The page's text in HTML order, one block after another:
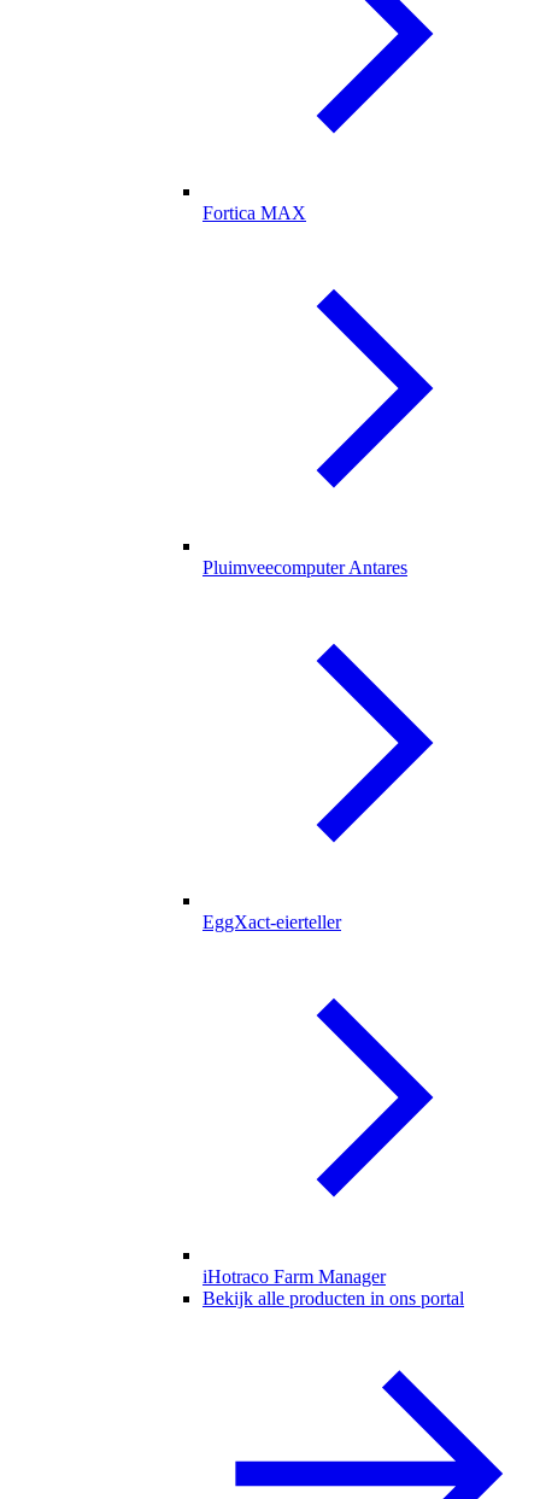
Fortica MAX
Pluimveecomputer Antares
EggXact-eierteller
iHotraco Farm Manager
Bekijk alle producten in ons portal